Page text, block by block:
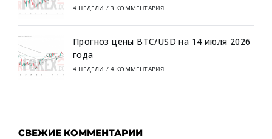
4 НЕДЕЛИ / 3 КОММЕНТАРИЯ
Прогноз цены BTC/USD на 14 июля 2026
года
4 НЕДЕЛИ / 4 КОММЕНТАРИЯ
СВЕЖИЕ КОММЕНТАРИИ